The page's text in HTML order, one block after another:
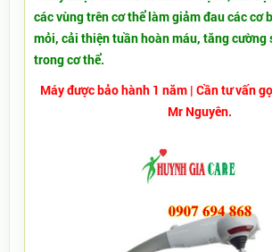
các vùng trên cơ thể làm giảm đau các cơ
mỏi, cải thiện tuần hoàn máu, tăng cường
trong cơ thể.
Máy được bảo hành 1 năm | Cần tư vấn
Mr Nguyên.